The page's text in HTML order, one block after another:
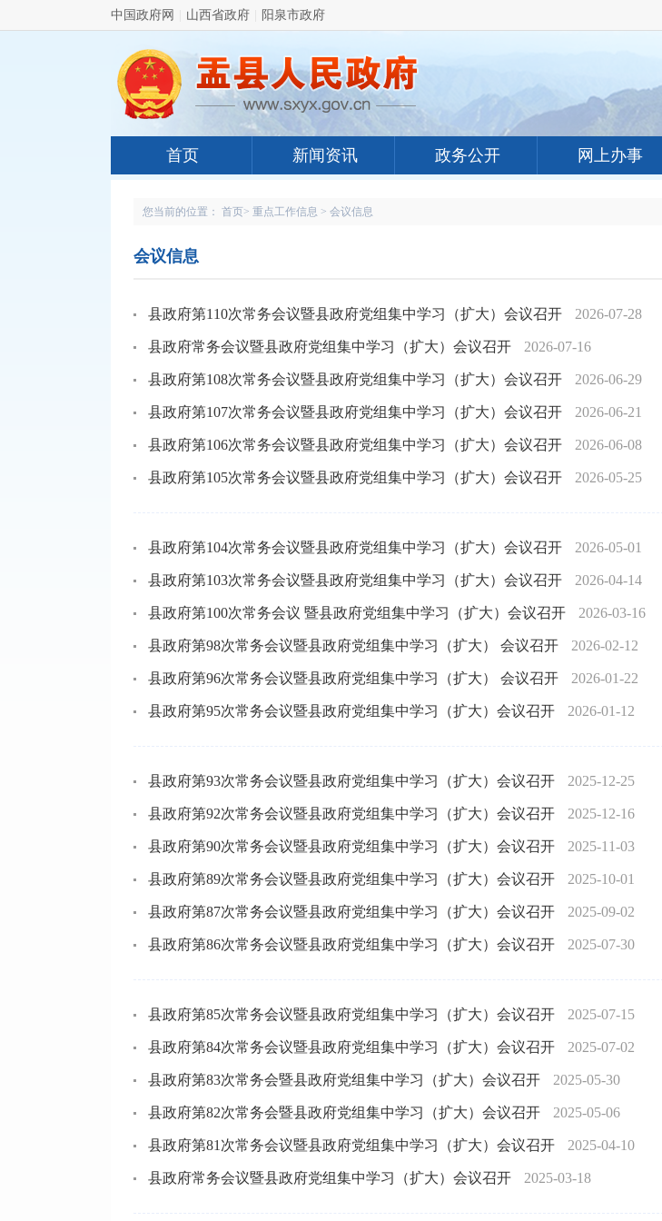
中国政府网 山西省政府 阳泉市政府
首页 新闻资讯 政务公开 网上办事
您当前的位置： 首页> 重点工作信息 > 会议信息
会议信息
县政府第110次常务会议暨县政府党组集中学习（扩大）会议召开 2026-07-28
县政府常务会议暨县政府党组集中学习（扩大）会议召开 2026-07-16
县政府第108次常务会议暨县政府党组集中学习（扩大）会议召开 2026-06-29
县政府第107次常务会议暨县政府党组集中学习（扩大）会议召开 2026-06-21
县政府第106次常务会议暨县政府党组集中学习（扩大）会议召开 2026-06-08
县政府第105次常务会议暨县政府党组集中学习（扩大）会议召开 2026-05-25
县政府第104次常务会议暨县政府党组集中学习（扩大）会议召开 2026-05-01
县政府第103次常务会议暨县政府党组集中学习（扩大）会议召开 2026-04-14
县政府第100次常务会议 暨县政府党组集中学习（扩大）会议召开 2026-03-16
县政府第98次常务会议暨县政府党组集中学习（扩大） 会议召开 2026-02-12
县政府第96次常务会议暨县政府党组集中学习（扩大） 会议召开 2026-01-22
县政府第95次常务会议暨县政府党组集中学习（扩大）会议召开 2026-01-12
县政府第93次常务会议暨县政府党组集中学习（扩大）会议召开 2025-12-25
县政府第92次常务会议暨县政府党组集中学习（扩大）会议召开 2025-12-16
县政府第90次常务会议暨县政府党组集中学习（扩大）会议召开 2025-11-03
县政府第89次常务会议暨县政府党组集中学习（扩大）会议召开 2025-10-01
县政府第87次常务会议暨县政府党组集中学习（扩大）会议召开 2025-09-02
县政府第86次常务会议暨县政府党组集中学习（扩大）会议召开 2025-07-30
县政府第85次常务会议暨县政府党组集中学习（扩大）会议召开 2025-07-15
县政府第84次常务会议暨县政府党组集中学习（扩大）会议召开 2025-07-02
县政府第83次常务会暨县政府党组集中学习（扩大）会议召开 2025-05-30
县政府第82次常务会暨县政府党组集中学习（扩大）会议召开 2025-05-06
县政府第81次常务会议暨县政府党组集中学习（扩大）会议召开 2025-04-10
县政府常务会议暨县政府党组集中学习（扩大）会议召开 2025-03-18